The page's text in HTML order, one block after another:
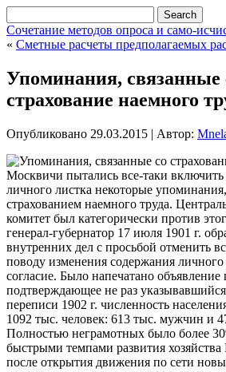
Сочетание методов опроса и само-
« Сметные расчеты предполагаемых
Упоминания, связанные
страхование наемного
Опубликовано 29.03.2015 | Автор:
Москвичи пытались все-таки
личного листка некоторые
страхованием наемного труда.
комитет был категорически против
генерал-губернатор 17 июля 1901 г.
внутренних дел с просьбой отменить
поводу изменения содержания
согласие. Было напечатано объявление
подтверждающее не раз
переписи 1902 г. численность
1092 тыс. человек: 613 тыс. мужчин и
Полностью неграмотных было более
быстрыми темпами развития
после открытия движения по сети